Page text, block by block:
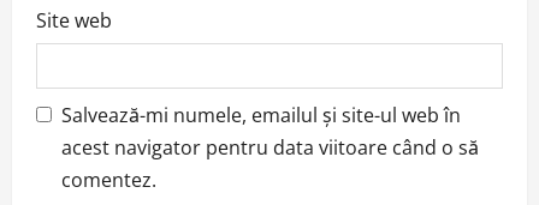
Site web
Salvează-mi numele, emailul și site-ul web în
acest navigator pentru data viitoare când o să
comentez.